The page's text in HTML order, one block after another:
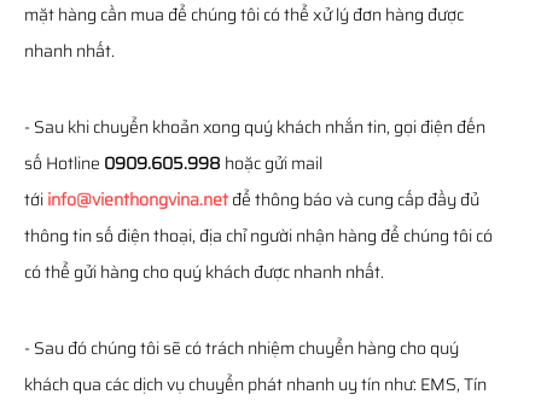
mặt hàng cần mua để chúng tôi có thể xử lý đơn hàng được
nhanh nhất.
- Sau khi chuyển khoản xong quý khách nhắn tin, gọi điện đến
số Hotline 0909.605.998 hoặc gửi mail
tớiinfo@vienthongvina.netđể thông báo và cung cấp đầy đủ
thông tin số điện thoại, địa chỉ người nhận hàng để chúng tôi có
có thể gửi hàng cho quý khách được nhanh nhất.
- Sau đó chúng tôi sẽ có trách nhiệm chuyển hàng cho quý
khách qua các dịch vụ chuyển phát nhanh uy tín như: EMS, Tín